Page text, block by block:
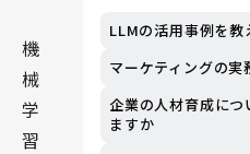
機
械
学
習
LLMの活用事例を教
マーケティングの実
企業の人材育成に
ますか